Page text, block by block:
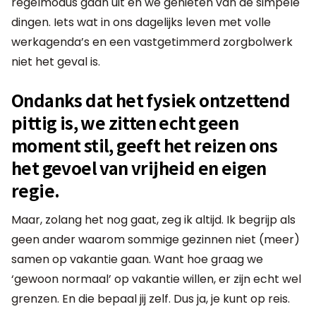
dingen. Iets wat in ons dagelijks leven met volle
werkagenda’s en een vastgetimmerd zorgbolwerk
niet het geval is.
Ondanks dat het fysiek ontzettend
pittig is, we zitten echt geen
moment stil, geeft het reizen ons
het gevoel van vrijheid en eigen
regie.
Maar, zolang het nog gaat, zeg ik altijd. Ik begrijp als
geen ander waarom sommige gezinnen niet (meer)
samen op vakantie gaan. Want hoe graag we
‘gewoon normaal’ op vakantie willen, er zijn echt wel
grenzen. En die bepaal jij zelf. Dus ja, je kunt op reis.